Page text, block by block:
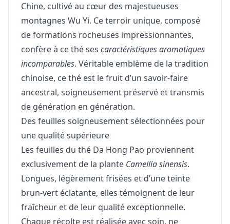
Chine, cultivé au cœur des majestueuses
montagnes Wu Yi. Ce terroir unique, composé
de formations rocheuses impressionnantes,
confère à ce thé ses caractéristiques aromatiques
incomparables. Véritable emblème de la tradition
chinoise, ce thé est le fruit d’un savoir-faire
ancestral, soigneusement préservé et transmis
de génération en génération.
Des feuilles soigneusement sélectionnées pour
une qualité supérieure
Les feuilles du thé Da Hong Pao proviennent
exclusivement de la plante Camellia sinensis.
Longues, légèrement frisées et d’une teinte
brun-vert éclatante, elles témoignent de leur
fraîcheur et de leur qualité exceptionnelle.
Chaque récolte est réalisée avec soin, ne